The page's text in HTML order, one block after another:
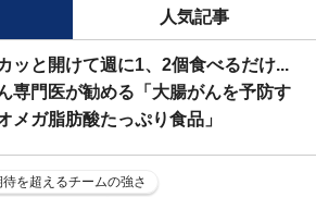
人気記事
ッと開けて週に1、2個食べるだけ...
専門医が勧める「大腸がんを予防す
メガ脂肪酸たっぷり食品」
待を超えるチームの強さ